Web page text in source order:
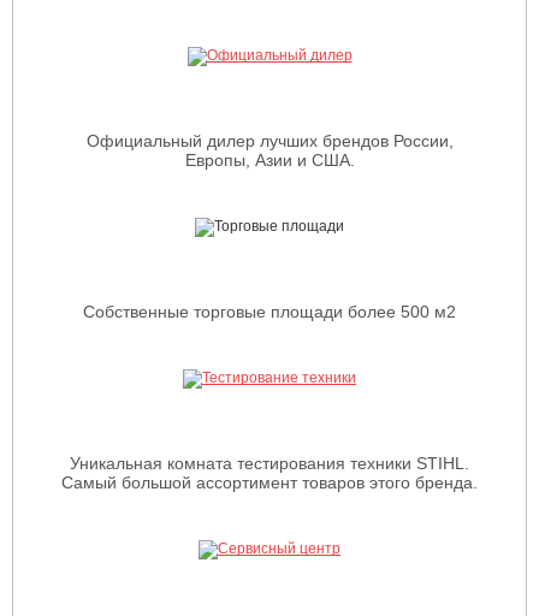
Официальный дилер лучших брендов России,
Европы, Азии и США.
Собственные торговые площади более 500 м2
Уникальная комната тестирования техники STIHL.
Самый большой ассортимент товаров этого бренда.